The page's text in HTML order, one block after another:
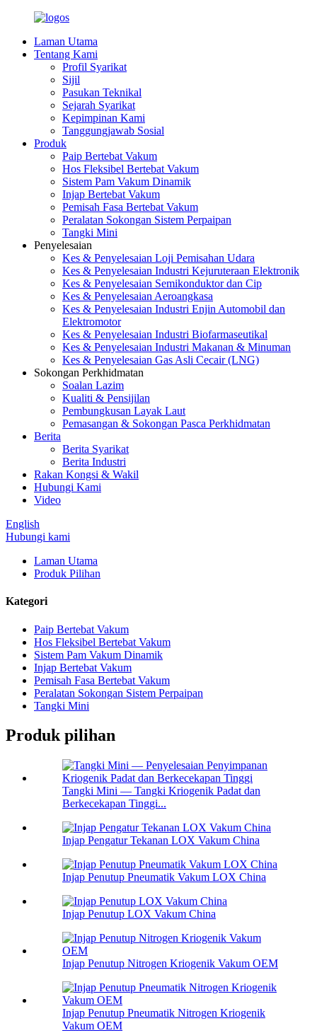
Laman Utama
Tentang Kami
Profil Syarikat
Sijil
Pasukan Teknikal
Sejarah Syarikat
Kepimpinan Kami
Tanggungjawab Sosial
Produk
Paip Bertebat Vakum
Hos Fleksibel Bertebat Vakum
Sistem Pam Vakum Dinamik
Injap Bertebat Vakum
Pemisah Fasa Bertebat Vakum
Peralatan Sokongan Sistem Perpaipan
Tangki Mini
Penyelesaian
Kes & Penyelesaian Loji Pemisahan Udara
Kes & Penyelesaian Industri Kejuruteraan Elektronik
Kes & Penyelesaian Semikonduktor dan Cip
Kes & Penyelesaian Aeroangkasa
Kes & Penyelesaian Industri Enjin Automobil dan
Elektromotor
Kes & Penyelesaian Industri Biofarmaseutikal
Kes & Penyelesaian Industri Makanan & Minuman
Kes & Penyelesaian Gas Asli Cecair (LNG)
Sokongan Perkhidmatan
Soalan Lazim
Kualiti & Pensijilan
Pembungkusan Layak Laut
Pemasangan & Sokongan Pasca Perkhidmatan
Berita
Berita Syarikat
Berita Industri
Rakan Kongsi & Wakil
Hubungi Kami
Video
English
Hubungi kami
Laman Utama
Produk Pilihan
Kategori
Paip Bertebat Vakum
Hos Fleksibel Bertebat Vakum
Sistem Pam Vakum Dinamik
Injap Bertebat Vakum
Pemisah Fasa Bertebat Vakum
Peralatan Sokongan Sistem Perpaipan
Tangki Mini
Produk pilihan
Tangki Mini — Tangki Kriogenik Padat dan
Berkecekapan Tinggi...
Injap Pengatur Tekanan LOX Vakum China
Injap Penutup Pneumatik Vakum LOX China
Injap Penutup LOX Vakum China
Injap Penutup Nitrogen Kriogenik Vakum OEM
Injap Penutup Pneumatik Nitrogen Kriogenik
Vakum OEM